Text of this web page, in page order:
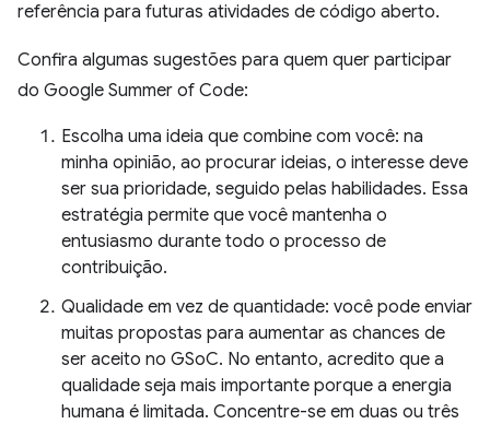
referência para futuras atividades de código aberto.
Confira algumas sugestões para quem quer participar
do Google Summer of Code:
Escolha uma ideia que combine com você: na
minha opinião, ao procurar ideias, o interesse deve
ser sua prioridade, seguido pelas habilidades. Essa
estratégia permite que você mantenha o
entusiasmo durante todo o processo de
contribuição.
Qualidade em vez de quantidade: você pode enviar
muitas propostas para aumentar as chances de
ser aceito no GSoC. No entanto, acredito que a
qualidade seja mais importante porque a energia
humana é limitada. Concentre-se em duas ou três